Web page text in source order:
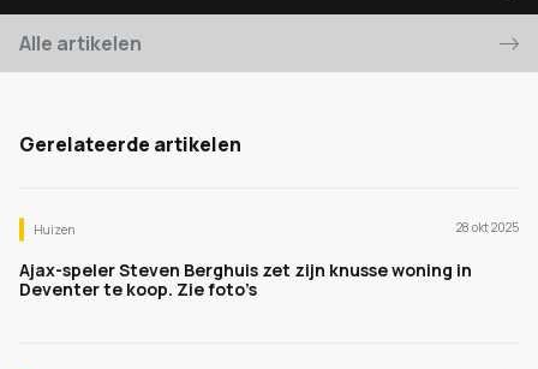
Alle artikelen
Gerelateerde artikelen
Huizen 28 okt 2025
Ajax-speler Steven Berghuis zet zijn knusse woning in
Deventer te koop. Zie foto’s